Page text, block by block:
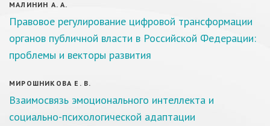
МАЛИНИН А. А.
Правовое регулирование цифровой трансформации
органов публичной власти в Российской Федерации:
проблемы и векторы развития
МИРОШНИКОВА Е. В.
Взаимосвязь эмоционального интеллекта и
социально-психологической адаптации